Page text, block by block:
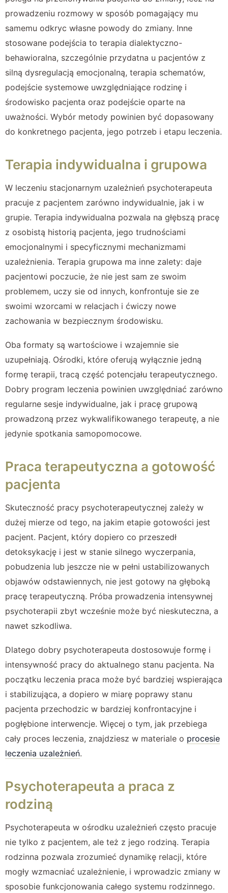
prowadzeniu rozmowy w sposób pomagający mu
samemu odkryc własne powody do zmiany. Inne
stosowane podejścia to terapia dialektyczno-
behawioralna, szczególnie przydatna u pacjentów z
silną dysregulacją emocjonalną, terapia schematów,
podejście systemowe uwzględniające rodzinę i
środowisko pacjenta oraz podejście oparte na
uważności. Wybór metody powinien być dopasowany
do konkretnego pacjenta, jego potrzeb i etapu leczenia.
Terapia indywidualna i grupowa
W leczeniu stacjonarnym uzależnień psychoterapeuta
pracuje z pacjentem zarówno indywidualnie, jak i w
grupie. Terapia indywidualna pozwala na głębszą pracę
z osobistą historią pacjenta, jego trudnościami
emocjonalnymi i specyficznymi mechanizmami
uzależnienia. Terapia grupowa ma inne zalety: daje
pacjentowi poczucie, że nie jest sam ze swoim
problemem, uczy sie od innych, konfrontuje sie ze
swoimi wzorcami w relacjach i ćwiczy nowe
zachowania w bezpiecznym środowisku.
Oba formaty są wartościowe i wzajemnie sie
uzupełniają. Ośrodki, które oferują wyłącznie jedną
formę terapii, tracą część potencjału terapeutycznego.
Dobry program leczenia powinien uwzględniać zarówno
regularne sesje indywidualne, jak i pracę grupową
prowadzoną przez wykwalifikowanego terapeutę, a nie
jedynie spotkania samopomocowe.
Praca terapeutyczna a gotowość
pacjenta
Skuteczność pracy psychoterapeutycznej zależy w
dużej mierze od tego, na jakim etapie gotowości jest
pacjent. Pacjent, który dopiero co przeszedł
detoksykację i jest w stanie silnego wyczerpania,
pobudzenia lub jeszcze nie w pełni ustabilizowanych
objawów odstawiennych, nie jest gotowy na głęboką
pracę terapeutyczną. Próba prowadzenia intensywnej
psychoterapii zbyt wcześnie może być nieskuteczna, a
nawet szkodliwa.
Dlatego dobry psychoterapeuta dostosowuje formę i
intensywność pracy do aktualnego stanu pacjenta. Na
początku leczenia praca może być bardziej wspierająca
i stabilizująca, a dopiero w miarę poprawy stanu
pacjenta przechodzic w bardziej konfrontacyjne i
pogłębione interwencje. Więcej o tym, jak przebiega
cały proces leczenia, znajdziesz w materiale o procesie
leczenia uzależnień.
Psychoterapeuta a praca z
rodziną
Psychoterapeuta w ośrodku uzależnień często pracuje
nie tylko z pacjentem, ale też z jego rodziną. Terapia
rodzinna pozwala zrozumieć dynamikę relacji, które
mogły wzmacniać uzależnienie, i wprowadzic zmiany w
sposobie funkcjonowania całego systemu rodzinnego.